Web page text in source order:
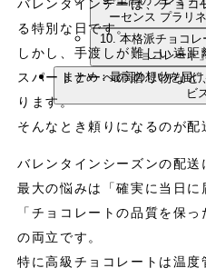
ーセンス プラリ
10. 本格派チョコ
ョコレート
まとめ：最高の想いを届
ビ
バレンタインデーは、チョコ
る特別な日です。
しかし、手渡しが難しい遠
スパートナーへの贈り物な
ります。
そんなとき頼りになるのが配
バレンタインシーズンの配送
最大の悩みは「確実に当日に
「チョコレートの品質を保
の両立です。
特に高級チョコレートは温度